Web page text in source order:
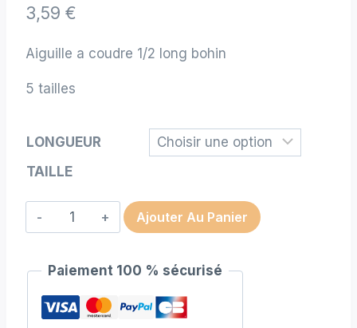
3,59 €
Aiguille a coudre 1/2 long bohin
5 tailles
LONGUEUR
TAILLE
quantité
de
a
coudre
1/2
Ajouter Au Panier
Paiement 100 % sécurisé